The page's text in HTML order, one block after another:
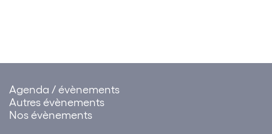
Agenda / évènements
Autres évènements
Nos évènements